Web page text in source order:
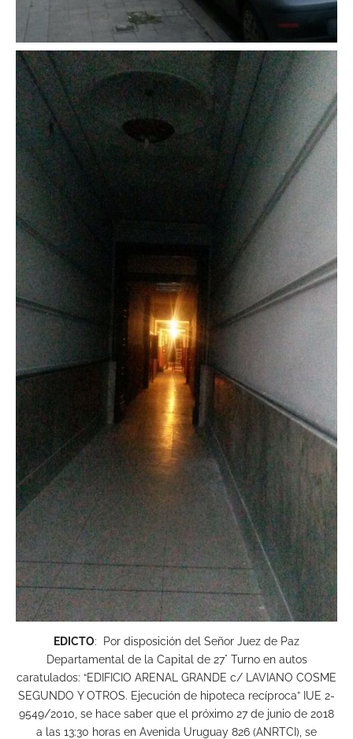
EDICTO: Por disposición del Señor Juez de Paz
Departamental de la Capital de 27° Turno en autos
caratulados: “EDIFICIO ARENAL GRANDE c/ LAVIANO COSME
SEGUNDO Y OTROS. Ejecución de hipoteca recíproca” IUE 2-
9549/2010, se hace saber que el próximo 27 de junio de 2018
a las 13:30 horas en Avenida Uruguay 826 (ANRTCI), se